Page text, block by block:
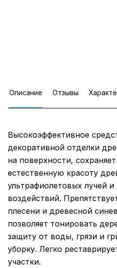
Описание Отзывы
Высокоэффективное
декоративной отделки
на поверхности,
естественную красоту
ультрафиолетовых лучей
воздействий.
плесени и древесной
позволяет тонировать
защиту от воды, грязи и
уборку. Легко
участки.